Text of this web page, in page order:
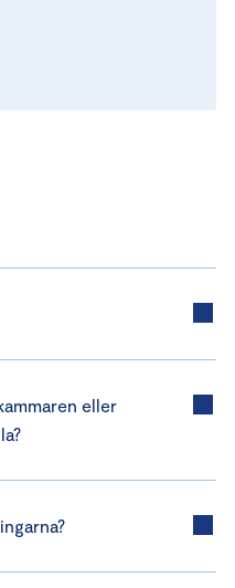
eller